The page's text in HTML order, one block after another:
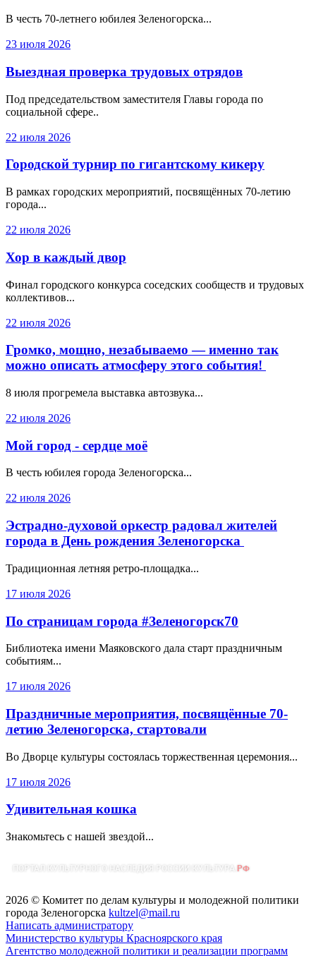
В честь 70-летнего юбилея Зеленогорска...
23 июля 2026
Выездная проверка трудовых отрядов
Под председательством заместителя Главы города по
социальной сфере..
22 июля 2026
Городской турнир по гигантскому кикеру
В рамках городских мероприятий, посвящённых 70-летию
города...
22 июля 2026
Хор в каждый двор
Финал городского конкурса соседских сообществ и трудовых
коллективов...
22 июля 2026
Громко, мощно, незабываемо — именно так
можно описать атмосферу этого события!
8 июля прогремела выставка автозвука...
22 июля 2026
Мой город - сердце моё
В честь юбилея города Зеленогорска...
22 июля 2026
Эстрадно-духовой оркестр радовал жителей
города в День рождения Зеленогорска
Традиционная летняя ретро-площадка...
17 июля 2026
По страницам города #Зеленогорск70
Библиотека имени Маяковского дала старт праздничным
событиям...
17 июля 2026
Праздничные мероприятия, посвящённые 70-
летию Зеленогорска, стартовали
Во Дворце культуры состоялась торжественная церемония...
17 июля 2026
Удивительная кошка
Знакомьтесь с нашей звездой...
2026 © Комитет по делам культуры и молодежной политики
города Зеленогорска kultzel@mail.ru
Написать администратору
Министерство культуры Красноярского края
Агентство молодежной политики и реализации программ